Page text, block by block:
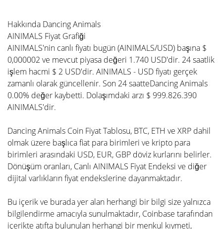
Hakkında Dancing Animals
AINIMALS Fiyat Grafiği
AINIMALS'nin canlı fiyatı bugün (AINIMALS/USD) başına $
0,000002 ve mevcut piyasa değeri 1.740 USD'dir. 24 saatlik
işlem hacmi $ 2 USD'dir. AINIMALS - USD fiyatı gerçek
zamanlı olarak güncellenir. Son 24 saatteDancing Animals
0.00% değer kaybetti. Dolaşımdaki arzı $ 999.826.390
AINIMALS'dir.
Dancing Animals Coin Fiyat Tablosu, BTC, ETH ve XRP dahil
olmak üzere başlıca fiat para birimleri ve kripto para
birimleri arasındaki USD, EUR, GBP döviz kurlarını belirler.
Dönüşüm oranları, Canlı AINIMALS Fiyat Endeksi ve diğer
dijital varlıkların fiyat endekslerine dayanmaktadır.
Bu içerik ve burada yer alan herhangi bir bilgi size yalnızca
bilgilendirme amacıyla sunulmaktadır, Coinbase tarafından
içerikte atıfta bulunulan herhangi bir menkul kıymeti,